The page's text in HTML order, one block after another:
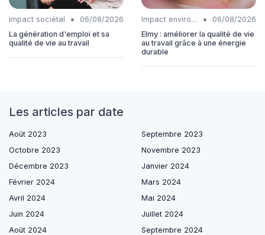
Impact sociétal •
06/08/2026
La génération d'emploi et sa
qualité de vie au travail
Impact environnemental •
06/08/2026
Elmy : améliorer la qualité de vie
au travail grâce à une énergie
durable
Les articles par date
Août 2023
Septembre 2023
Octobre 2023
Novembre 2023
Décembre 2023
Janvier 2024
Février 2024
Mars 2024
Avril 2024
Mai 2024
Juin 2024
Juillet 2024
Août 2024
Septembre 2024